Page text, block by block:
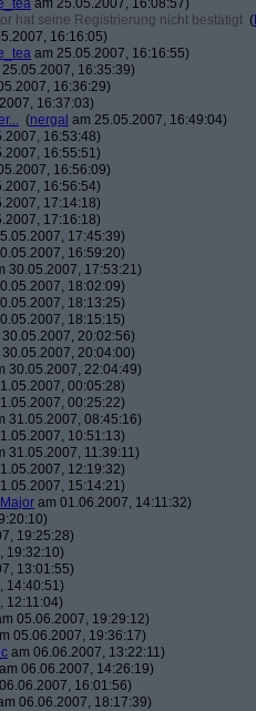
am 25.05.2007, 16:08:57)
hat seine Registrierung nicht bestätigt (
16:16:05)
am 25.05.2007, 16:16:55)
16:35:39)
16:36:29)
16:37:03)
(nergal am 25.05.2007, 16:49:04)
16:53:48)
16:55:51)
16:56:09)
16:56:54)
17:14:18)
17:16:18)
17:45:39)
16:59:20)
30.05.2007, 17:53:21)
18:02:09)
18:13:25)
18:15:15)
20:02:56)
20:04:00)
30.05.2007, 22:04:49)
00:05:28)
00:25:22)
31.05.2007, 08:45:16)
10:51:13)
31.05.2007, 11:39:11)
12:19:32)
15:14:21)
Major am 01.06.2007, 14:11:32)
19:25:28)
19:32:10)
13:01:55)
14:40:51)
12:11:04)
05.06.2007, 19:29:12)
05.06.2007, 19:36:17)
am 06.06.2007, 13:22:11)
am 06.06.2007, 14:26:19)
16:01:56)
06.06.2007, 18:17:39)